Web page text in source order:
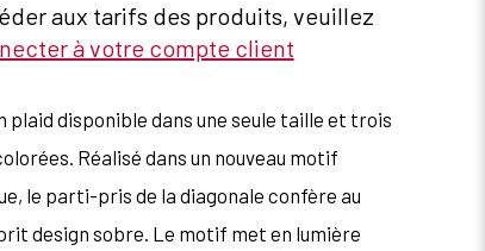
aux tarifs des produits, veuillez
à votre compte client
plaid disponible dans une seule taille et trois
Réalisé dans un nouveau motif
le parti-pris de la diagonale confère au
design sobre. Le motif met en lumière